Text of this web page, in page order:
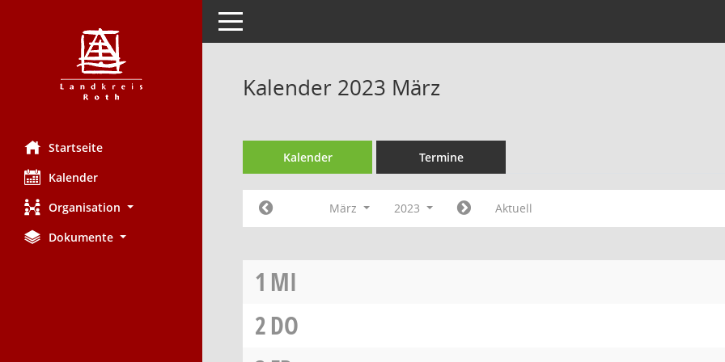
Startseite
Kalender
Organisation
Dokumente
Toggle navigation
Kalender 2023 März
Kalender Termine
März 2023 Aktuell
1 MI
2DO